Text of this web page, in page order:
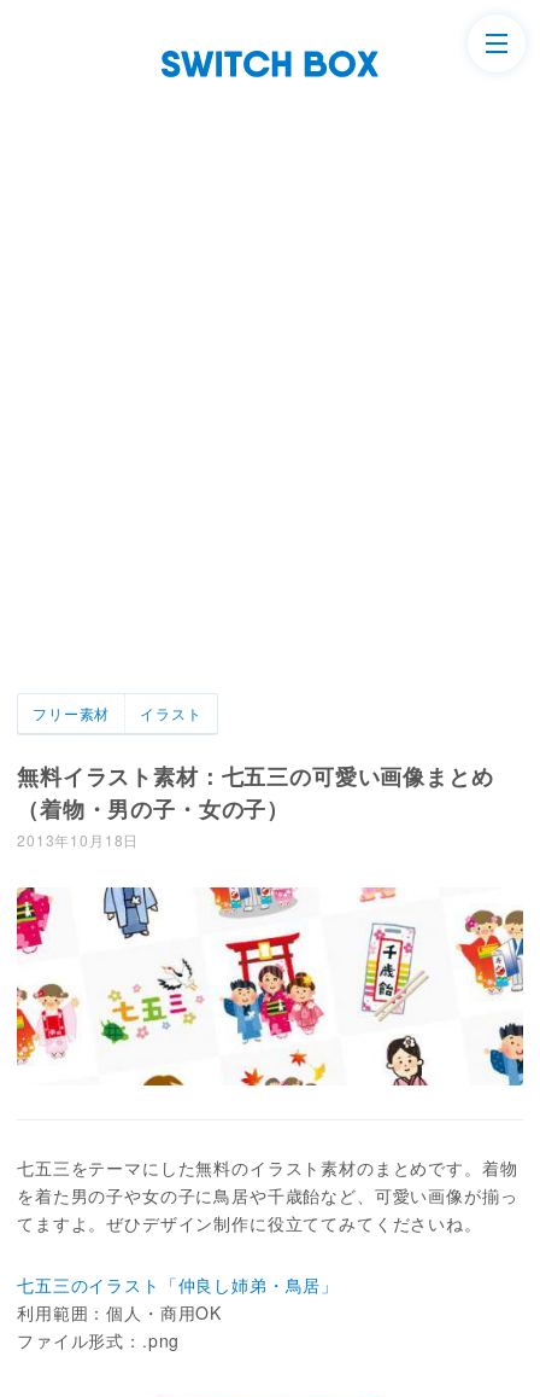
フリー素材 イラスト
無料イラスト素材：七五三の可愛い画像まとめ
（着物・男の子・女の子）
2013年10月18日
七五三をテーマにした無料のイラスト素材のまとめです。着物
を着た男の子や女の子に鳥居や千歳飴など、可愛い画像が揃っ
てますよ。ぜひデザイン制作に役立ててみてくださいね。
七五三のイラスト「仲良し姉弟・鳥居」
利用範囲：個人・商用OK
ファイル形式：.png